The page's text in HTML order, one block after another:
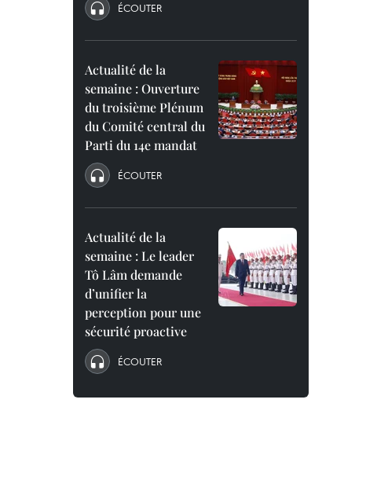
ÉCOUTER
Actualité de la
semaine : Ouverture
du troisième Plénum
du Comité central du
Parti du 14e mandat
ÉCOUTER
Actualité de la
semaine : Le leader
Tô Lâm demande
d’unifier la
perception pour une
sécurité proactive
ÉCOUTER